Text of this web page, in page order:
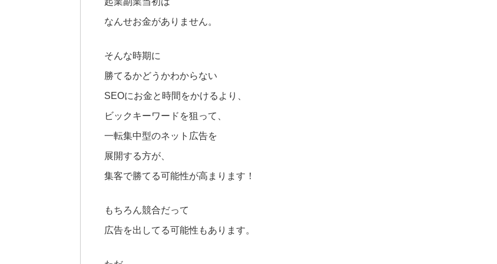
なんせお金がありません。
そんな時期に
勝てるかどうかわからない
SEOにお金と時間をかけるより、
ビックキーワードを狙って、
一転集中型のネット広告を
展開する方が、
集客で勝てる可能性が高まります！
もちろん競合だって
広告を出してる可能性もあります。